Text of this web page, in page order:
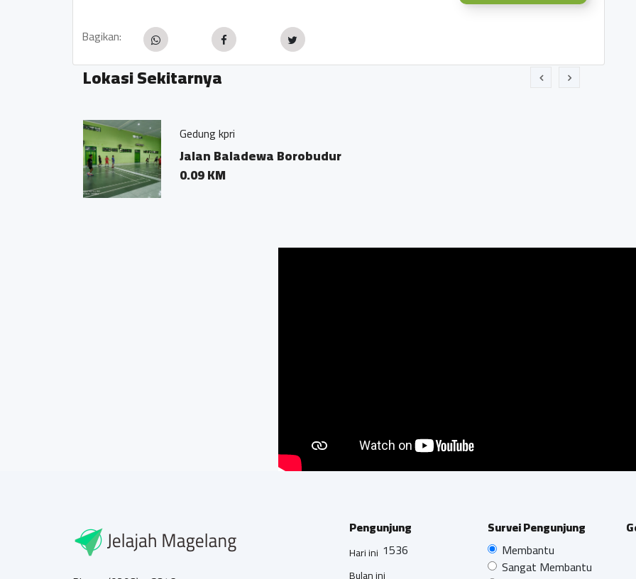
Bagikan:
Lokasi Sekitarnya
Gedung kpri
Jalan Baladewa Borobudur
0.09 KM
Pengunjung
Hari ini 1536
Bulan ini
Survei Pengunjung
Membantu
Sangat Membantu